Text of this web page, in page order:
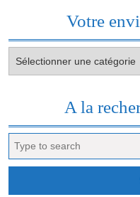
Votre
envie
A la
for: